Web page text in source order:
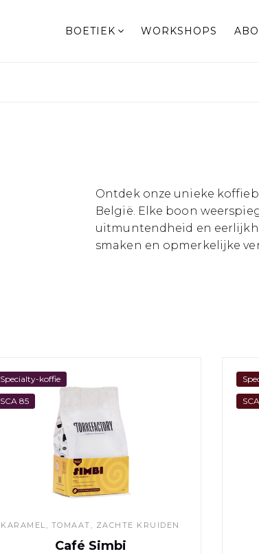
BOETIEK WORKSHOPS
Ontdek onze unieke
België. Elke boon
uitmuntendheid en
smaken en opmerkelijke
KARAMEL, TOMAAT, ZACHTE KRUIDEN
Café Simbi
Specialty-koffie
SCA 85